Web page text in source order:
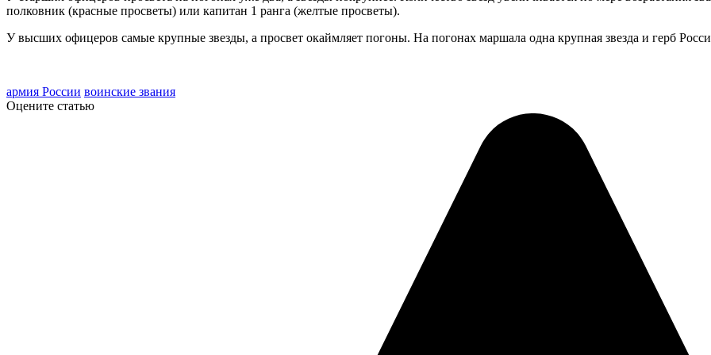
полковник (красные просветы) или капитан 1 ранга (желтые просветы).
У высших офицеров самые крупные звезды, а просвет окаймляет погоны. На погонах маршала одна крупная звезда и герб
армия России воинские звания
Оцените статью